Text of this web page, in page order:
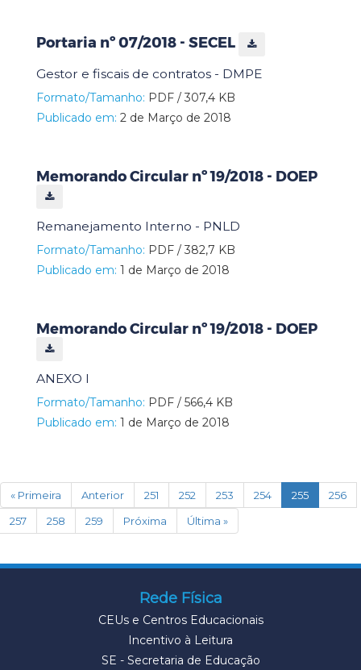
Portaria nº 07/2018 - SECEL
Gestor e fiscais de contratos - DMPE
Formato/Tamanho: PDF / 307,4 KB
Publicado em: 2 de Março de 2018
Memorando Circular nº 19/2018 - DOEP
Remanejamento Interno - PNLD
Formato/Tamanho: PDF / 382,7 KB
Publicado em: 1 de Março de 2018
Memorando Circular nº 19/2018 - DOEP
ANEXO I
Formato/Tamanho: PDF / 566,4 KB
Publicado em: 1 de Março de 2018
« Primeira Anterior 251 252 253 254 255(current)
256
257
258 259 Próxima Última »
Rede Física
CEUs e Centros Educacionais
Incentivo à Leitura
SE - Secretaria de Educação